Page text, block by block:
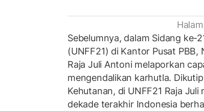
Sebelumnya, dalam Sidang ke-
(UNFF21) di Kantor Pusat
Raja Juli Antoni melaporkan
mengendalikan karhutla.
Kehutanan, di UNFF21 Raja
dekade terakhir Indonesia